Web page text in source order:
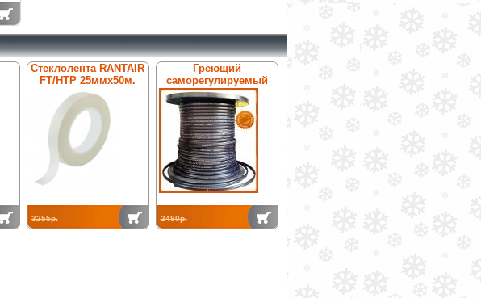
Стеклолента RANTAIR
FT/HTP 25ммх50м.
3255р.
Греющий
саморегулируемый
кабель Антилёд
ТК-31ТФ
2490р.